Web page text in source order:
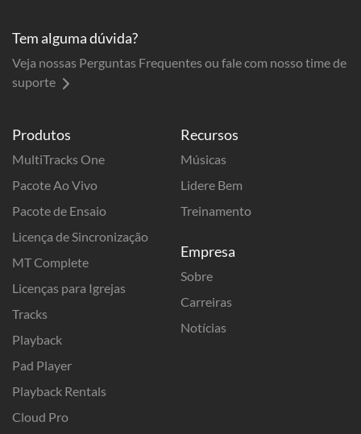
Produtos
MultiTracks One
Pacote Ao Vivo
Pacote de Ensaio
Licença de Sincronização
MT Complete
Licenças para Igrejas
Tracks
Playback
Pad Player
Playback Rentals
Cloud Pro
Recursos
Músicas
Lidere Bem
Treinamento
Empresa
Sobre
Carreiras
Notícias
Tem alguma dúvida?
Veja nossas Perguntas Frequentes ou fale com nosso time de
suporte